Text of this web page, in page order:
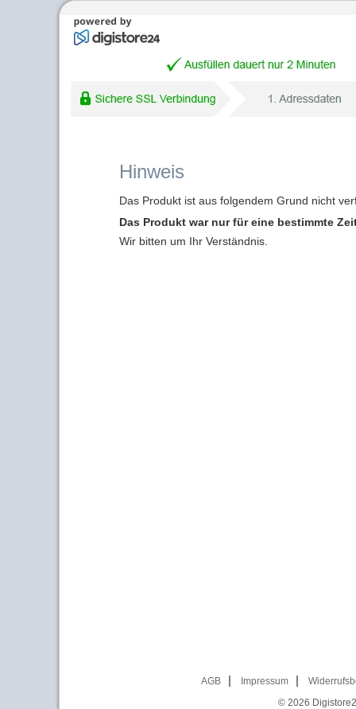
Hinweis
Das Produkt ist aus folgendem Grund nicht
Das Produkt war nur für eine bestimmte
Wir bitten um Ihr Verständnis.
AGB Impressum
© 2026